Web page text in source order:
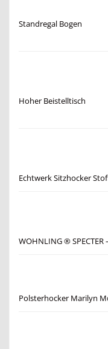
Standregal Bogen
Hoher Beistelltisch
Echtwerk Sitzhocker
WOHNLING ®
Polsterhocker Marilyn